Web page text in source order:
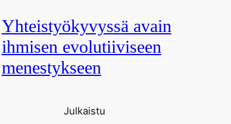
Yhteistyökyvyssä avain
ihmisen evolutiiviseen
menestykseen
Julkaistu